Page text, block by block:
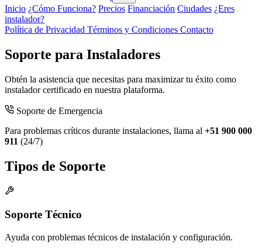
Inicio ¿Cómo Funciona? Precios Financiación Ciudades ¿Eres
instalador?
Política de Privacidad Términos y Condiciones Contacto
Soporte para Instaladores
Obtén la asistencia que necesitas para maximizar tu éxito como
instalador certificado en nuestra plataforma.
Soporte de Emergencia
Para problemas críticos durante instalaciones, llama al +51 900 000
911 (24/7)
Tipos de Soporte
Soporte Técnico
Ayuda con problemas técnicos de instalación y configuración.